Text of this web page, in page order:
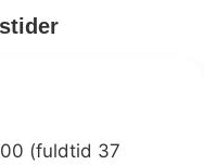
(fuldtid 37